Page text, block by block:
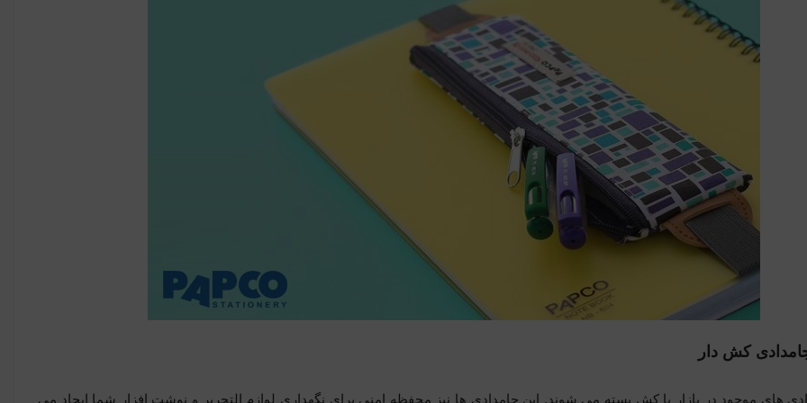
کش دار
های موجود در بازار با کش بسته می شوند. این جامدادی ها نیز محفظه امنی برای نگهداری لوازم التحریر و نوشت افزار شما ایجاد می